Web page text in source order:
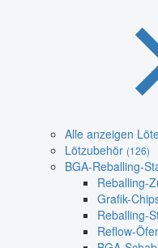
Alle anzeigen
Lötzubehör (126)
BGA-Reballing-
Reballing-
Grafik-
Reballing-
Reflow-